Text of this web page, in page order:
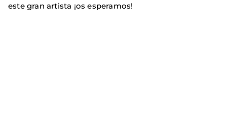
este gran artista ¡os esperamos!